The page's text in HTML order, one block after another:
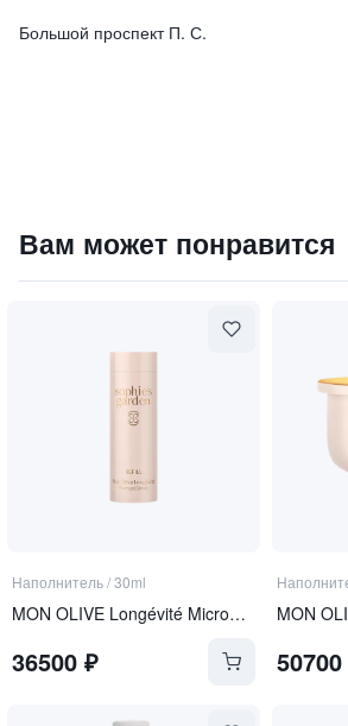
Большой проспект П. С.
4200₽9 840 ₽
Вам может понравится
Наполнитель/30ml
MON OLIVE Longévité Microgel Sérum REFILL
36500 ₽ 50700